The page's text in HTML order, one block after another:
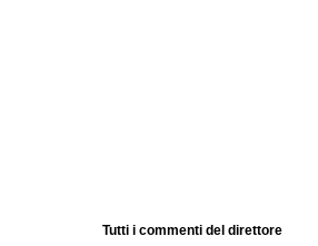
Tutti i commenti del direttore